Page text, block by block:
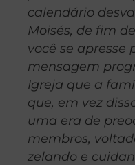
calendário
Moisés, de fim
você se apresse
mensagem
Igreja que a
que, em vez
uma era de
membros,
zelando e